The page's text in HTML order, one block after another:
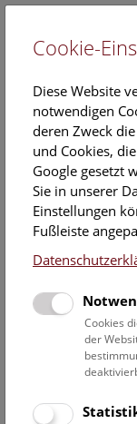
Hier finden Sie die
Tages. Für mehr
8. August
Sa 8.8.
Cookie-
Diese Website
notwendigen
deren Zweck
und Cookies,
Google gesetzt
Sie in unserer
Einstellungen
Fußleiste
Cookies
der